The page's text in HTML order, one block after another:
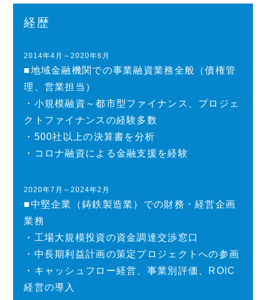
経歴
2014年4月～2020年6月
■地域金融機関での事業融資業務全般（債権管
理、営業担当）
・小規模融資～都市型ファイナンス、プロジェ
クトファイナンスの経験多数
・500社以上の決算書を分析
・コロナ融資による金融支援を経験
2020年7月～2024年2月
■中堅企業（鋳鉄製造業）での財務・経営企画
業務
・工場大規模投資の資金調達交渉窓口
・中長期利益計画の策定プロジェクトへの参画
・キャッシュフロー経営、事業別評価、ROIC
経営の導入